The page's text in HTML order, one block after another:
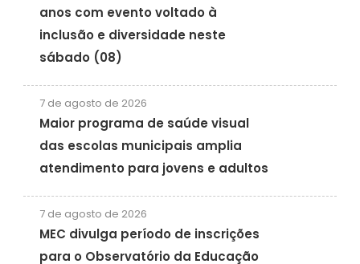
anos com evento voltado à
inclusão e diversidade neste
sábado (08)
7 de agosto de 2026
Maior programa de saúde visual
das escolas municipais amplia
atendimento para jovens e adultos
7 de agosto de 2026
MEC divulga período de inscrições
para o Observatório da Educação